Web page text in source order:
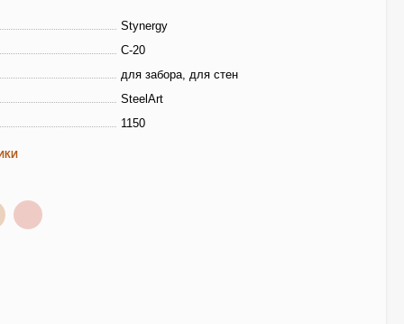
Stynergy
С-20
для забора, для стен
SteelArt
1150